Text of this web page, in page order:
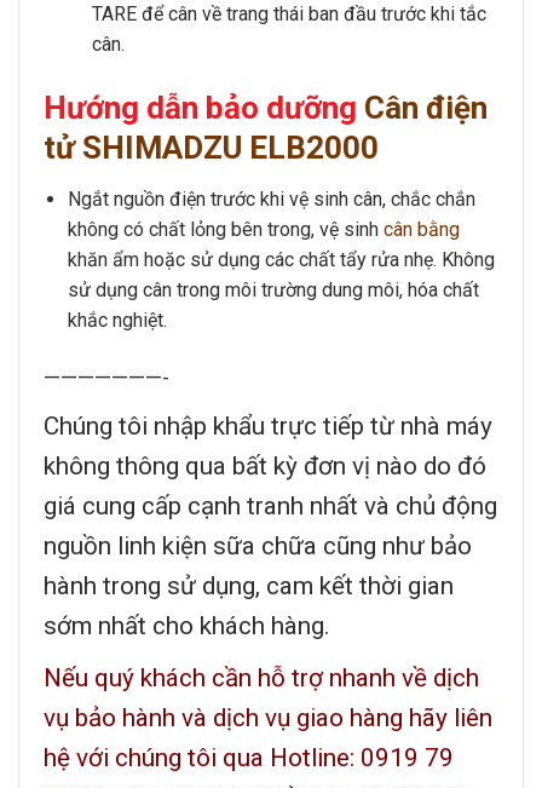
TARE để cân về trang thái ban đầu trước khi tắc
cân.
Hướng dẫn bảo dưỡng Cân điện
tử SHIMADZU ELB2000
Ngắt nguồn điện trước khi vệ sinh cân, chắc chắn
không có chất lỏng bên trong, vệ sinh cân bằng
khăn ẩm hoặc sử dụng các chất tẩy rửa nhẹ. Không
sử dụng cân trong môi trường dung môi, hóa chất
khắc nghiệt.
———————-
Chúng tôi nhập khẩu trực tiếp từ nhà máy
không thông qua bất kỳ đơn vị nào do đó
giá cung cấp cạnh tranh nhất và chủ động
nguồn linh kiện sữa chữa cũng như bảo
hành trong sử dụng, cam kết thời gian
sớm nhất cho khách hàng.
Nếu quý khách cần hỗ trợ nhanh về dịch
vụ bảo hành và dịch vụ giao hàng hãy liên
hệ với chúng tôi qua Hotline: 0919 79